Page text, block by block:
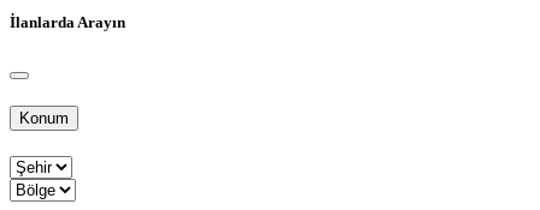
İlanlarda Arayın
Konum